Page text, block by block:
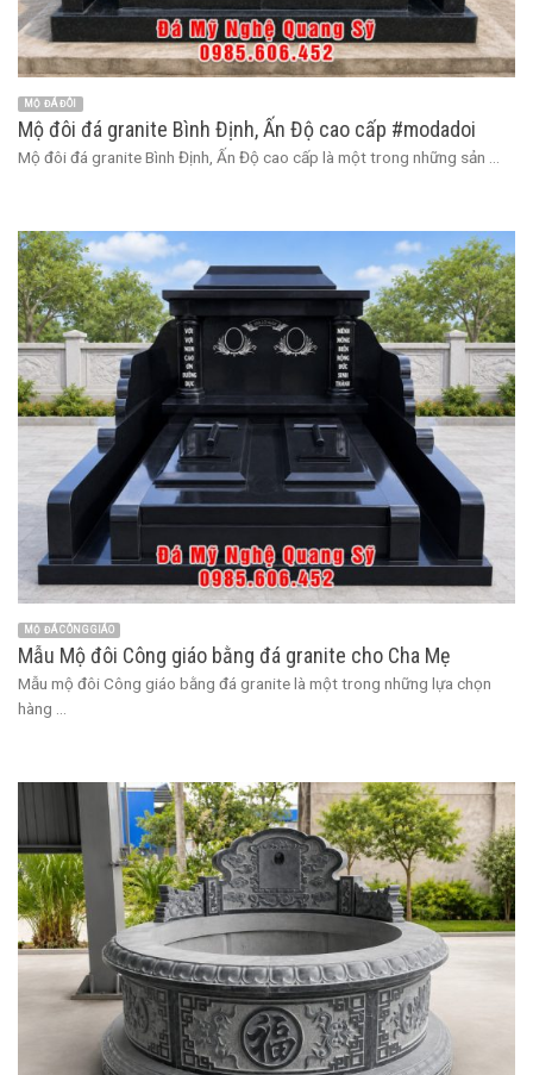
MỘ ĐÁ ĐÔI
Mộ đôi đá granite Bình Định, Ấn Độ cao cấp #modadoi
Mộ đôi đá granite Bình Định, Ấn Độ cao cấp là một trong những sản ...
MỘ ĐÁ CÔNG GIÁO
Mẫu Mộ đôi Công giáo bằng đá granite cho Cha Mẹ
Mẫu mộ đôi Công giáo bằng đá granite là một trong những lựa chọn
hàng ...